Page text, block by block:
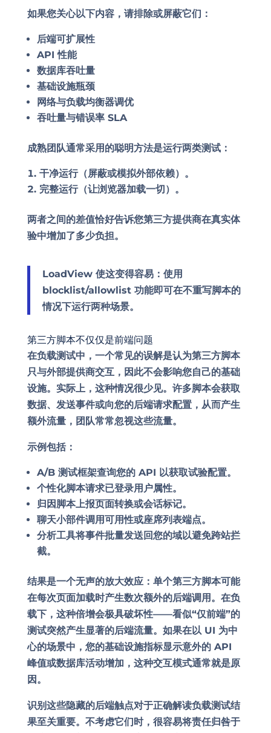
如果您关心以下内容，请排除或屏蔽它们：
后端可扩展性
API 性能
数据库吞吐量
基础设施瓶颈
网络与负载均衡器调优
吞吐量与错误率 SLA
成熟团队通常采用的聪明方法是运行两类测试：
干净运行（屏蔽或模拟外部依赖）。
完整运行（让浏览器加载一切）。
两者之间的差值恰好告诉您第三方提供商在真实体
验中增加了多少负担。
LoadView 使这变得容易：使用
blocklist/allowlist 功能即可在不重写脚本的
情况下运行两种场景。
第三方脚本不仅仅是前端问题
在负载测试中，一个常见的误解是认为第三方脚本
只与外部提供商交互，因此不会影响您自己的基础
设施。实际上，这种情况很少见。许多脚本会获取
数据、发送事件或向您的后端请求配置，从而产生
额外流量，团队常常忽视这些流量。
示例包括：
A/B 测试框架查询您的 API 以获取试验配置。
个性化脚本请求已登录用户属性。
归因脚本上报页面转换或会话标记。
聊天小部件调用可用性或座席列表端点。
分析工具将事件批量发送回您的域以避免跨站拦
截。
结果是一个无声的放大效应：单个第三方脚本可能
在每次页面加载时产生数次额外的后端调用。在负
载下，这种倍增会极具破坏性——看似“仅前端”的
测试突然产生显著的后端流量。如果在以 UI 为中
心的场景中，您的基础设施指标显示意外的 API
峰值或数据库活动增加，这种交互模式通常就是原
因。
识别这些隐藏的后端触点对于正确解读负载测试结
果至关重要。不考虑它们时，很容易将责任归咎于